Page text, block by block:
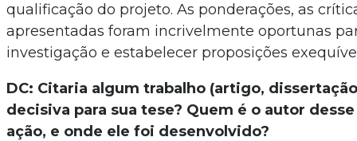
qualificação do projeto. As ponderações, as
apresentadas foram incrivelmente oportunas
investigação e estabelecer proposições
DC: Citaria algum trabalho (artigo,
decisiva para sua tese? Quem é o autor
ação, e onde ele foi desenvolvido?